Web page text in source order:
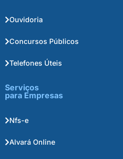
Ouvidoria
Concursos Públicos
Telefones Úteis
Serviços
para Empresas
Nfs-e
Alvará Online